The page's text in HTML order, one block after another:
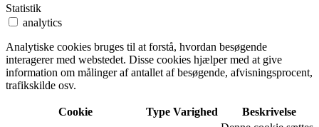
Statistik
analytics
Analytiske cookies bruges til at forstå, hvordan besøgende
interagerer med webstedet. Disse cookies hjælper med at give
information om målinger af antallet af besøgende, afvisningsprocent,
trafikskilde osv.
Cookie Type Varighed Beskrivelse